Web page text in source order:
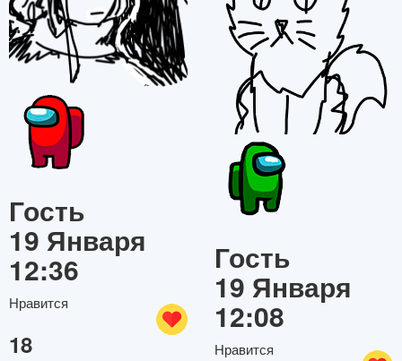
Гость
19 Января
12:36
Нравится
18
Гость
19 Января
12:08
Нравится